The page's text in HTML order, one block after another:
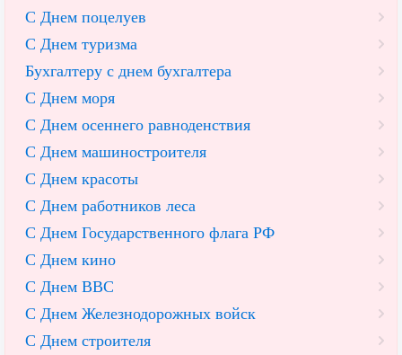
С Днем поцелуев
С Днем туризма
Бухгалтеру с днем бухгалтера
С Днем моря
С Днем осеннего равноденствия
С Днем машиностроителя
С Днем красоты
С Днем работников леса
С Днем Государственного флага РФ
С Днем кино
С Днем ВВС
С Днем Железнодорожных войск
С Днем строителя